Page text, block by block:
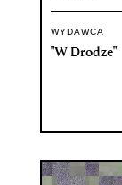
WYDAWCA
"W Drodze"